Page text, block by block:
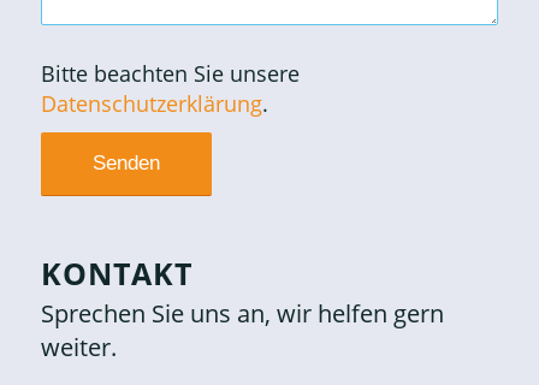
Bitte beachten Sie unsere
Datenschutzerklärung.
KONTAKT
Sprechen Sie uns an, wir helfen gern
weiter.